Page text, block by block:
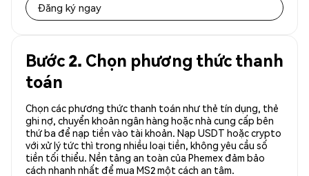
Đăng ký ngay
Bước 2. Chọn phương thức thanh
toán
Chọn các phương thức thanh toán như thẻ tín dụng, thẻ
ghi nợ, chuyển khoản ngân hàng hoặc nhà cung cấp bên
thứ ba để nạp tiền vào tài khoản. Nạp USDT hoặc crypto
với xử lý tức thì trong nhiều loại tiền, không yêu cầu số
tiền tối thiểu. Nền tảng an toàn của Phemex đảm bảo
cách nhanh nhất để mua MS2 một cách an tâm.